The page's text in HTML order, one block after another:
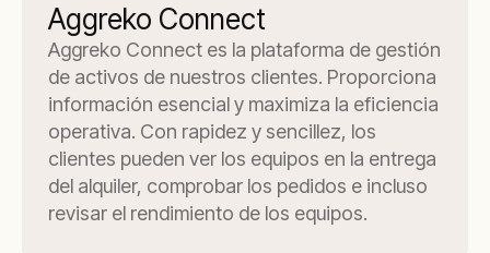
Aggreko Connect
Aggreko Connect es la plataforma de gestión
de activos de nuestros clientes. Proporciona
información esencial y maximiza la eficiencia
operativa. Con rapidez y sencillez, los
clientes pueden ver los equipos en la entrega
del alquiler, comprobar los pedidos e incluso
revisar el rendimiento de los equipos.